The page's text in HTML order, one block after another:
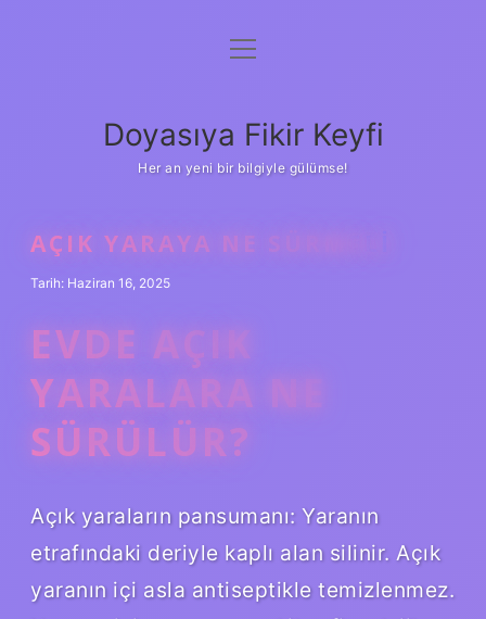
Anasayfa
Yasal Uyarı
menüyü
Doyasıya Fikir Keyfi
Her an yeni bir bilgiyle gülümse!
AÇIK YARAYA NE SÜRMELI
Tarih: Haziran 16, 2025
EVDE AÇIK
YARALARA NE
SÜRÜLÜR?
Açık yaraların pansumanı: Yaranın
etrafındaki deriyle kaplı alan silinir. Açık
yaranın içi asla antiseptikle temizlenmez.